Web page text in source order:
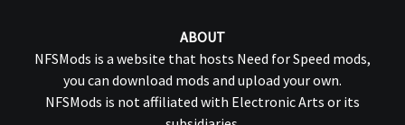
ABOUT
NFSMods is a website that hosts Need for Speed mods,
you can download mods and upload your own.
NFSMods is not affiliated with Electronic Arts or its